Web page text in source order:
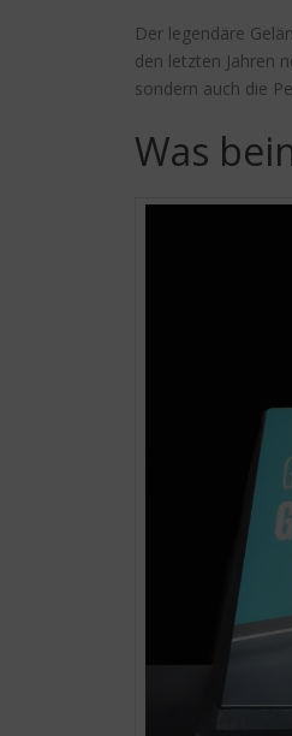
Der legendäre
den letzten Jahren
sondern auch die
Was